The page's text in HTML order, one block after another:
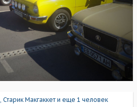
, Старик Макгаккет и еще 1 человек